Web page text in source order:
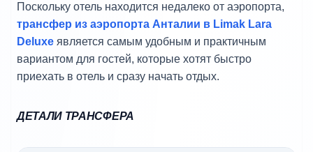
Поскольку отель находится недалеко от аэропорта,
трансфер из аэропорта Анталии в Limak Lara
Deluxe является самым удобным и практичным
вариантом для гостей, которые хотят быстро
приехать в отель и сразу начать отдых.
ДЕТАЛИ ТРАНСФЕРА